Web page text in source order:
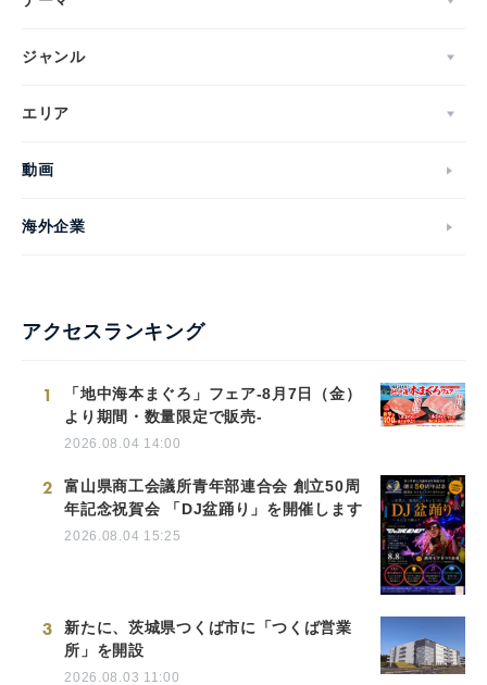
ジャンル
エリア
動画
海外企業
アクセスランキング
1
「地中海本まぐろ」フェア-8月7日（金）
より期間・数量限定で販売-
2026.08.04 14:00
2
富山県商工会議所青年部連合会 創立50周
年記念祝賀会 「DJ盆踊り」を開催します
2026.08.04 15:25
3
新たに、茨城県つくば市に「つくば営業
所」を開設
2026.08.03 11:00